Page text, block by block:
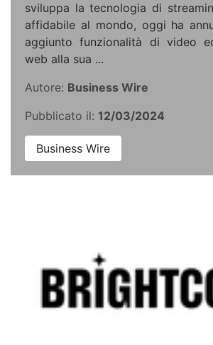
sviluppa la tecnologia di
affidabile al mondo, oggi ha
aggiunto funzionalità di video
web alla sua ...
Autore: Business Wire
Pubblicato il: 12/03/2024
Business Wire